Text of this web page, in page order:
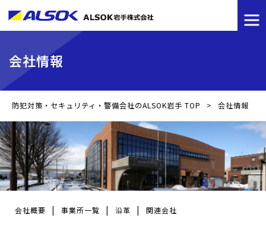
会社情報
防犯対策・セキュリティ・警備会社のALSOK岩手 TOP > 会社情報
会社概要 事業所一覧 沿革 関連会社